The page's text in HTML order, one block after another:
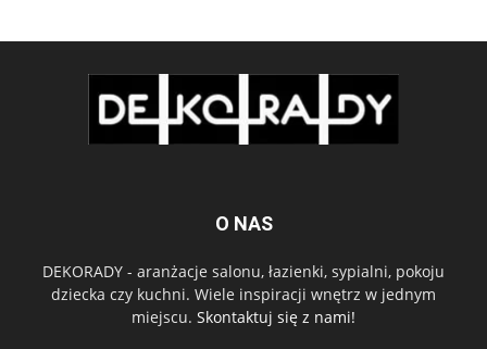
O NAS
DEKORADY - aranżacje salonu, łazienki, sypialni, pokoju
dziecka czy kuchni. Wiele inspiracji wnętrz w jednym
miejscu. Skontaktuj się z nami!